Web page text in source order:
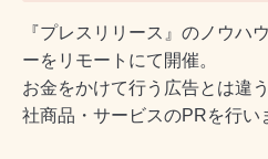
『プレスリリース』のノウハ
ーをリモートにて開催。
お金をかけて行う広告とは違
社商品・サービスのPRを行い